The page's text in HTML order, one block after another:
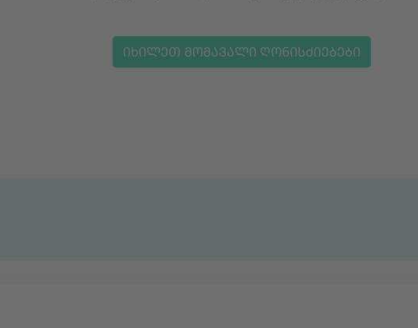
ᲘᲮᲘᲚᲔᲗ ᲛᲝᲛᲐᲕᲐᲚᲘ ᲦᲝᲜᲘᲡᲫᲘᲔᲑᲔᲑᲘ